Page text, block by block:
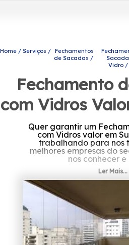
Home Serviços
Fechamentos
de Sacadas
Vidro
Fechamento
com Vidros
Quer garantir um
com Vidros valor em
trabalhando para nos
melhores empresas do
nos conhecer
Tem interesse em
com Vidros valor em
soluções quando trata-
vidros, com a Protavi
produtos e serviços
vidro e box para
opções. Leve mais
para o seu ambiente
serviços, fale
Ler Mais...